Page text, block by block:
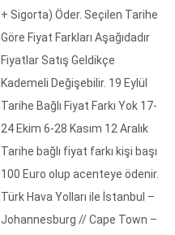
+ Sigorta) Öder. Seçilen Tarihe
Göre Fiyat Farkları Aşağıdadır
Fiyatlar Satış Geldikçe
Kademeli Değişebilir. 19 Eylül
Tarihe Bağlı Fiyat Farkı Yok 17-
24 Ekim 6-28 Kasım 12 Aralık
Tarihe bağlı fiyat farkı kişi başı
100 Euro olup acenteye ödenir.
Türk Hava Yolları ile İstanbul –
Johannesburg // Cape Town –